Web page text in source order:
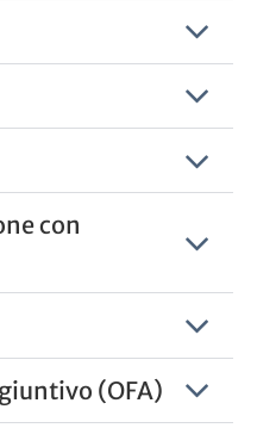
con
(OFA)